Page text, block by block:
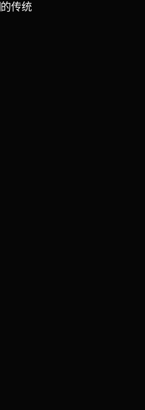
传统